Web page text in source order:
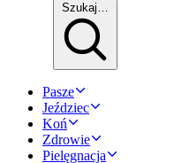
Szukaj…
Pasze
Jeździec
Koń
Zdrowie
Pielęgnacja